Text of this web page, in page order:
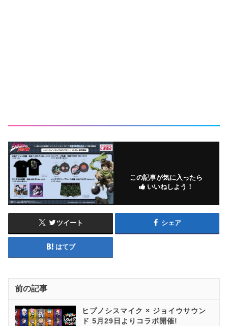
この記事が気に入ったら
いいねしよう！
ツイート シェア
はてブ
前の記事
ヒプノシスマイク × ジョイウサウン
ド 5月29日よりコラボ開催!